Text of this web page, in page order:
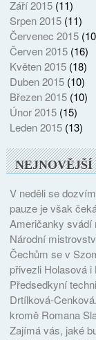
Září 2015(11)
Srpen 2015(11)
Červenec 2015
Červen 2015(16)
Květen 2015(18)
Duben 2015(10)
Březen 2015(10)
Únor 2015(15)
Leden 2015(13)
V neděli se
pauze je však
Američanky svádí
Národní
Čechům se v
přivezli Holasová i
Předsedkyní
Drtílková-
kromě Romana
Zajímá vás, jaké